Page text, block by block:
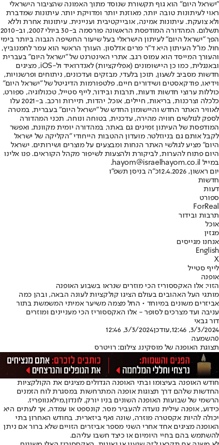
"ישראל היום" הוא גוף תקשורת שנוסד מתוך האמונה שהציבור הישראלי
ראוי לעיתונות טובה יותר, מאוזנת יותר ומדויקת יותר. עיתונות שמדברת
ולא צועקת. עיתונות אמינה, אובייקטיבית ועניינית. עיתונות אחרת וללא
תשלום. המהדורה המודפסת הראשונה פורסמה ב-30 ביולי 2007, וב-2010
הפך "ישראל היום" לעיתון הישראלי בעל שיעור החשיפה הגבוה ביותר בימי
חול. מו"ל העיתון היא ד"ר מרים אדלסון. העורך הראשי הוא עמר לחמנוביץ,
והעורך המייסד הוא עמוס רגב. אתרי האינטרנט של "ישראל היום" בעברית
ובאנגלית, כמו כן היישומונים (אפליקציות) לאנדרואיד ול-iOS, מציגים
חדשות מסביב לשעון, תוכן בלעדי, מבזקים ועדכונים, ניתוחים ופרשנויות,
וידיאו, פודקאסטים ושידורים חיים. פלטפורמות הדיגיטל של "ישראל היום"
כוללות ערוצי חדשות ודעות, תרבות ובידור, לייף סטייל, טכנולוגיה, ספורט,
כלכלה וצרכנות, בריאות, חיילים, אוכל, יהדות, תיירות ורכב. ב-2021 עלו
לאוויר האתר החדש והיישומון החדש של "ישראל היום" בעברית, במטרה
לספק לגולשים חוויה מהירה, עדכנית, בטוחה ונוחה. תכני המהדורה
המודפסת של העיתון זמינים גם באתר, במהדורה יומית מקוונת, ואפשר
לקבל אותם גם בניוזלטר. מועדון ההטבות הייחודי "הקליקה של ישראל
היום" מציע לגולשי האתר הנחות ומבצעים על מוצרים ושירותים. ישראל
היום פתוח להערות, לביקורת ולהצעות לשיפור מקהל הקוראים. פנו אלינו
במייל hayom@israelhayom.co.il.
יום ראשון, 12.4.2026
כ"ה בניסן תשפ"ו
חדשות
דעות
ספורט
ForReal
תרבות ובידור
אוכל
מגזין
אנחנו מגייסים
English
X
לייף סטייל
אופנה
הזוי: אלו האקססוריז הכי מוזרים שנראו בשבוע האופנה
מותגי העל האהובים בעולם הציגו קולקציות לעונה הבאה, ובהן כמה
אביזרים משונים במיוחד • החל מצמה משיער אמיתי המשמשת בתור
עניבה ועד מצרכים לסופר - אלו האקססוריז הכי מעניינים ומוזרים
דור גבאי
3/3/2024, 12:46
,עודכן3/3/2024, 12:46
0השמעה
תצוגת האופנה של מוסקינו. צילום: רויטרס
חודש האופנה בעיצומו ובתי האופנה הגדולים מציגים את הקולקציות
החדשות שלהם דרך תצוגות אופנה המתרחשות במסגרת לוח הזמנים
הרשמי של שבועות האופנה השונים בניו יורק, לונדון,מילאנוופריז.
כידוע, אופנה עילית נועדה להעביר מסר, קונספט או עמדה, אך לעתים היא
יכולה להיות אקסטרה מוזרה, שונה ואף ביזארית. בחודש האחרון בתי
האופנה מציגים אחד אחרי השני מספר אביזרים הזויים שלא ברור אם ניתן
להשתמש בהם בחיי היומיום או כיצד חשבו עליהם.